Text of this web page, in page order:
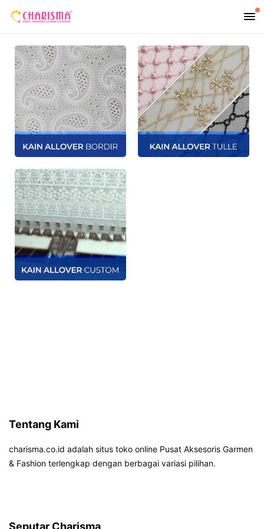
Tentang Kami
charisma.co.id adalah situs toko online Pusat Aksesoris Garmen
& Fashion terlengkap dengan berbagai variasi pilihan.
Seputar Charisma